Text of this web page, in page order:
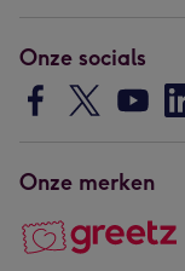
Onze socials
Onze merken